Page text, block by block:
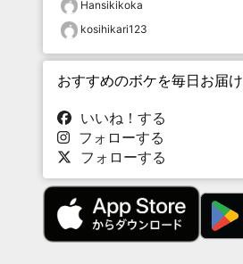
Hansikikoka
kosihikari123
おすすめのボケを毎日お届け
いいね！する
フォローする
フォローする